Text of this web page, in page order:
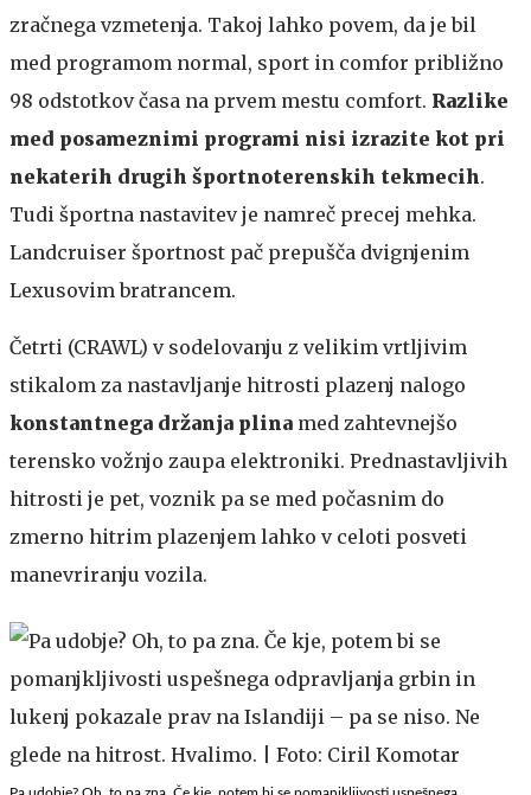
zračnega vzmetenja. Takoj lahko povem, da je bil
med programom normal, sport in comfor približno
98 odstotkov časa na prvem mestu comfort. Razlike
med posameznimi programi nisi izrazite kot pri
nekaterih drugih športnoterenskih tekmecih.
Tudi športna nastavitev je namreč precej mehka.
Landcruiser športnost pač prepušča dvignjenim
Lexusovim bratrancem.
Četrti (CRAWL) v sodelovanju z velikim vrtljivim
stikalom za nastavljanje hitrosti plazenj nalogo
konstantnega držanja plina med zahtevnejšo
terensko vožnjo zaupa elektroniki. Prednastavljivih
hitrosti je pet, voznik pa se med počasnim do
zmerno hitrim plazenjem lahko v celoti posveti
manevriranju vozila.
Pa udobje? Oh, to pa zna. Če kje, potem bi se pomanjkljivosti uspešnega